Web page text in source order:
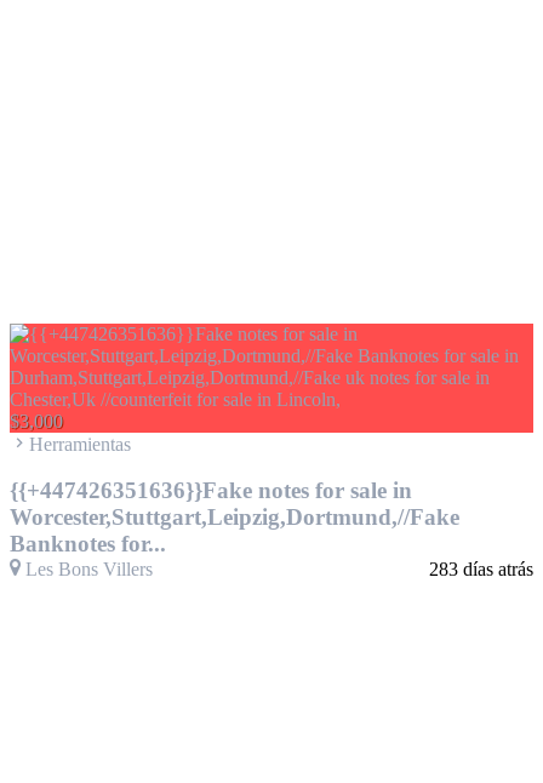
$3,000
Herramientas
{{+447426351636}}Fake notes for sale in
Worcester,Stuttgart,Leipzig,Dortmund,//Fake
Banknotes for...
Les Bons Villers 283 días atrás